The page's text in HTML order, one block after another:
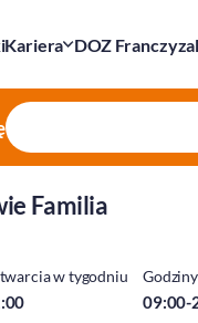
Kariera DOZ Franczyza
Familia
w tygodniu
09:00-